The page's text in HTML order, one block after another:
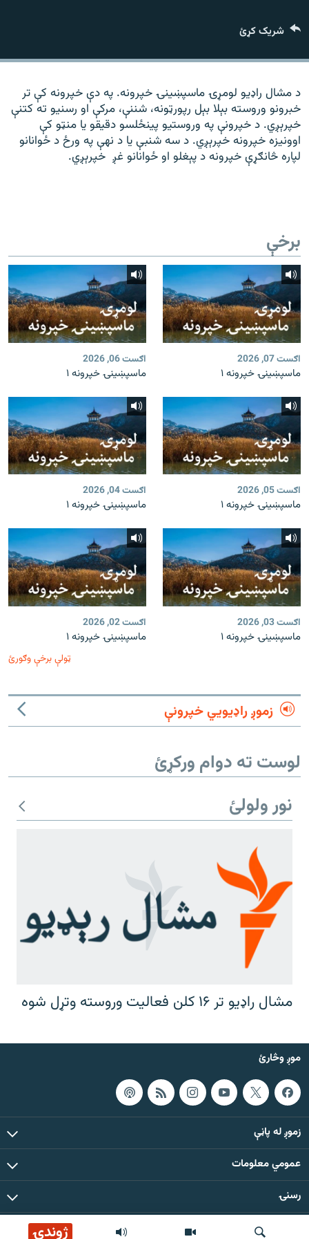
موږ وڅارئ
د ازادې اروپا راډیو ټولې ووبپاڼې
ژوندۍ
شریک کړئ
د مشال راډیو لومړۍ ماسپښينۍ خپرونه. په دې خپرونه کې تر
خبرونو وروسته بېلا بېل رپورټونه، شننې، مرکې او رسنیو ته کتنې
خپرېږي. د خپرونې په وروستیو پینځلسو دقیقو یا منټو کې
اوونیزه خپرونه خپرېږي. د سه شنبې یا د نهې په ورځ د ځوانانو
لپاره څانګړې خپرونه د پېغلو او ځوانانو غږ خپرېږي.
برخې
اګست 07, 2026
ماسپښينۍ خپرونه ۱
اګست 06, 2026
ماسپښينۍ خپرونه ۱
اګست 05, 2026
ماسپښينۍ خپرونه ۱
اګست 04, 2026
ماسپښينۍ خپرونه ۱
اګست 03, 2026
ماسپښينۍ خپرونه ۱
اګست 02, 2026
ماسپښينۍ خپرونه ۱
ټولې برخې وګورئ
زموږ راډیويي خپرونې
لوست ته دوام ورکړئ
نور ولولئ
مشال راډیو تر ۱۶ کلن فعالیت وروسته وتړل شوه
موږ وڅارئ
زموږ له پاڼې
عمومي معلومات
رسنۍ
د دې ووبپاڼې د ټولو مطالبو حقوق له مشال راډیو سره خوندي دي